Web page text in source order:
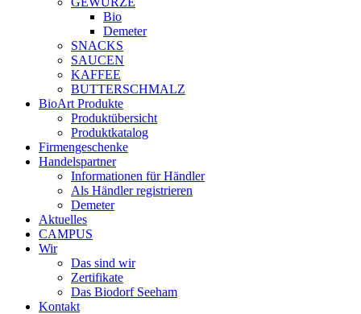
Bio
Demeter
SNACKS
SAUCEN
KAFFEE
BUTTERSCHMALZ
BioArt Produkte
Produktübersicht
Produktkatalog
Firmengeschenke
Handelspartner
Informationen für Händler
Als Händler registrieren
Demeter
Aktuelles
CAMPUS
Wir
Das sind wir
Zertifikate
Das Biodorf Seeham
Kontakt